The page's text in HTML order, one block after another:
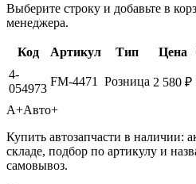
Выберите строку и добавьте в
менеджера.
Код Артикул Тип Цена
4-
054973
FM-4471 Розница 2 580 ₽
А+Авто+
Купить автозапчасти в наличии:
складе, подбор по артикулу и
самовывоз.